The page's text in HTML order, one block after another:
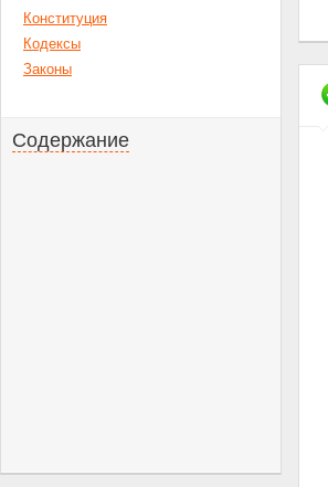
Конституция
Кодексы
Законы
Содержание